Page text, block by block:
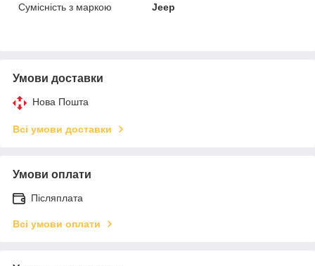
Сумісність з маркою
Jeep
Умови доставки
Нова Пошта
Всі умови доставки
Умови оплати
Післяплата
Всі умови оплати